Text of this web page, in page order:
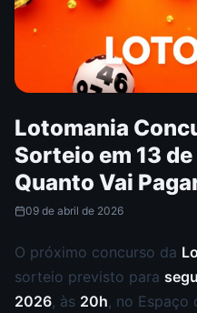
Lotomania
Sorteio em 13
Quanto Vai
09 de abril de 2026
O próximo concurso da
sorteio previsto para
2026, às 20h, no Espaço